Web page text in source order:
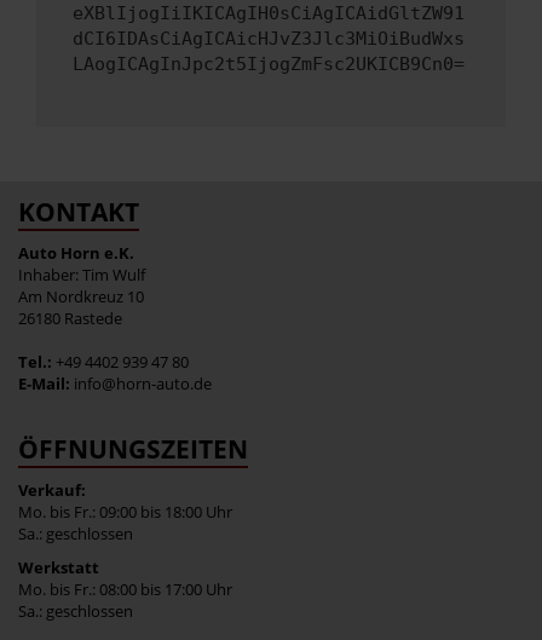
eXBlIjogIiIKICAgIH0sCiAgICAidGltZW91
dCI6IDAsCiAgICAicHJvZ3Jlc3MiOiBudWxs
LAogICAgInJpc2t5IjogZmFsc2UKICB9Cn0=
KONTAKT
Auto Horn e.K.
Inhaber: Tim Wulf
Am Nordkreuz 10
26180 Rastede
Tel.: +49 4402 939 47 80
E-Mail: info@horn-auto.de
ÖFFNUNGSZEITEN
Verkauf:
Mo. bis Fr.: 09:00 bis 18:00 Uhr
Sa.: geschlossen
Werkstatt
Mo. bis Fr.: 08:00 bis 17:00 Uhr
Sa.: geschlossen